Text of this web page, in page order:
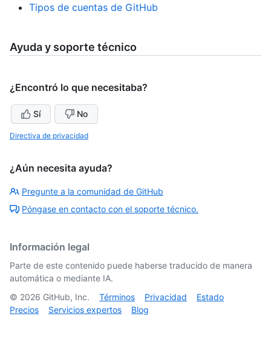
Tipos de cuentas de GitHub
Ayuda y soporte técnico
¿Encontró lo que necesitaba?
Sí No
Directiva de privacidad
¿Aún necesita ayuda?
Pregunte a la comunidad de GitHub
Póngase en contacto con el soporte técnico.
Información legal
Parte de este contenido puede haberse traducido de manera
automática o mediante IA.
© 2026 GitHub, Inc. Términos Privacidad
Estado
Precios
Servicios expertos Blog